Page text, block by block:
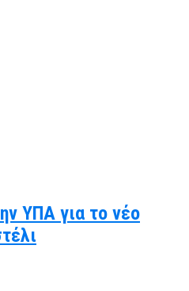
ΥΠΑ για το νέο